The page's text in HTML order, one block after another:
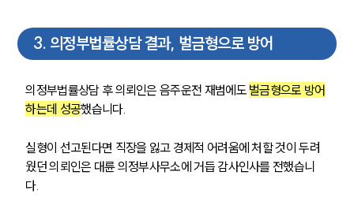
3. 의정부법률상담 결과, 벌금형으로 방어
의정부법률상담 후 의뢰인은 음주운전 재범에도 벌금형으로 방어
하는데 성공했습니다.
실형이 선고된다면 직장을 잃고 경제적 어려움에 처할 것이 두려
웠던 의뢰인은 대륜 의정부사무소에 거듭 감사인사를 전했습니
다.